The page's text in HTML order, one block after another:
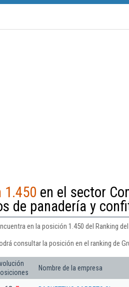
1.450 en el sector
de panadería y
en la posición 1.450 del Ranking
consultar la posición en el ranking de
Nombre de la empresa